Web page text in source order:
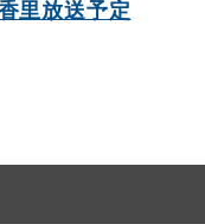
里放送予定